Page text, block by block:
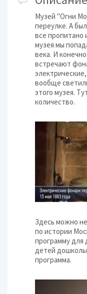
Музей "Огни
переулке. А
все пропитано
музея мы
века. И
встречают
вообще
этого музея.
количество.
Здесь можно
по истории
программу для
детей
программа.